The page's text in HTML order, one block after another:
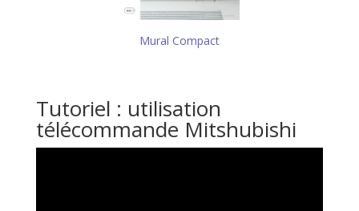
Mural Compact
Tutoriel : utilisation
télécommande Mitshubishi